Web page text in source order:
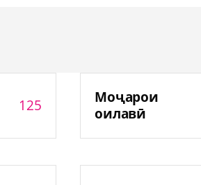
125
Моҷарои
оилавӣ